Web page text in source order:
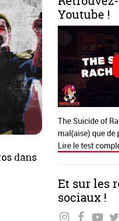
dans
Youtube !
The Suicide of
mal(aise) que de
Lire le test
Et sur les
sociaux !